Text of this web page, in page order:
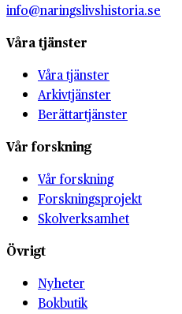
info@naringslivshistoria.se
Våra tjänster
Våra tjänster
Arkivtjänster
Berättartjänster
Vår forskning
Vår forskning
Forskningsprojekt
Skolverksamhet
Övrigt
Nyheter
Bokbutik